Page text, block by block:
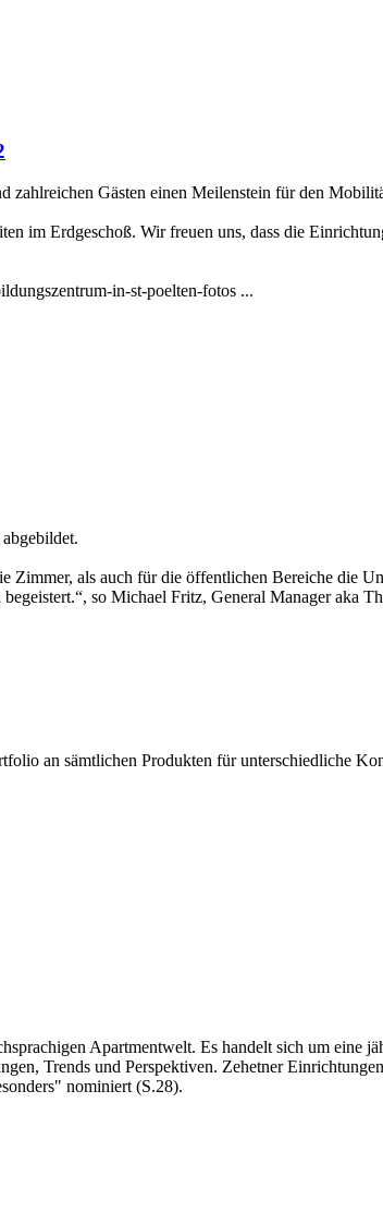
Gästen einen Meilenstein für den
im Erdgeschoß. Wir freuen uns, dass die
in-st-poelten-fotos ...
als auch für die öffentlichen Bereiche die
so Michael Fritz, General Manager aka
an sämtlichen Produkten für unterschiedliche
Apartmentwelt. Es handelt sich um eine
Trends und Perspektiven. Zehetner
nominiert (S.28).